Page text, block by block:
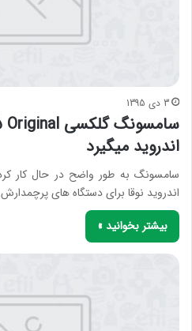
3 دی 1395
اندروید میگیرد
سامسونگ به طور واضح در حال کار
اندروید نوقا برای دستگاه های
بیشتر بخوانید »